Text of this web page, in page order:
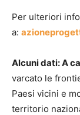
Per ulteriori
a:
Alcuni dati:A
varcato le
Paesi vicini e
territorio